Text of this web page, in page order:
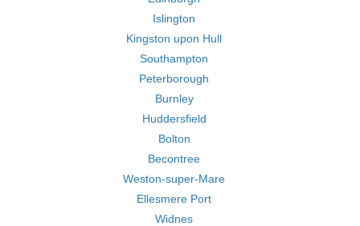
Islington
Kingston upon Hull
Southampton
Peterborough
Burnley
Huddersfield
Bolton
Becontree
Weston-super-Mare
Ellesmere Port
Widnes